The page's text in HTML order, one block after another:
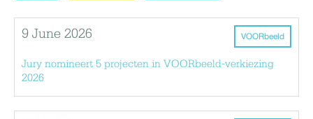
VOORbeeld
9 June 2026
Jury nomineert 5 projecten in VOORbeeld-verkiezing
2026